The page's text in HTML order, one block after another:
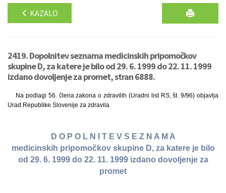
KAZALO
2419. Dopolnitev seznama medicinskih pripomočkov
skupine D, za katere je bilo od 29. 6. 1999 do 22. 11. 1999
izdano dovoljenje za promet, stran 6888.
Na podlagi 56. člena zakona o zdravilih (Uradni list RS, št. 9/96) objavlja
Urad Republike Slovenije za zdravila
D O P O L N I T E V S E Z N A M A
medicinskih pripomočkov skupine D, za katere je bilo
od 29. 6. 1999 do 22. 11. 1999 izdano dovoljenje za
promet